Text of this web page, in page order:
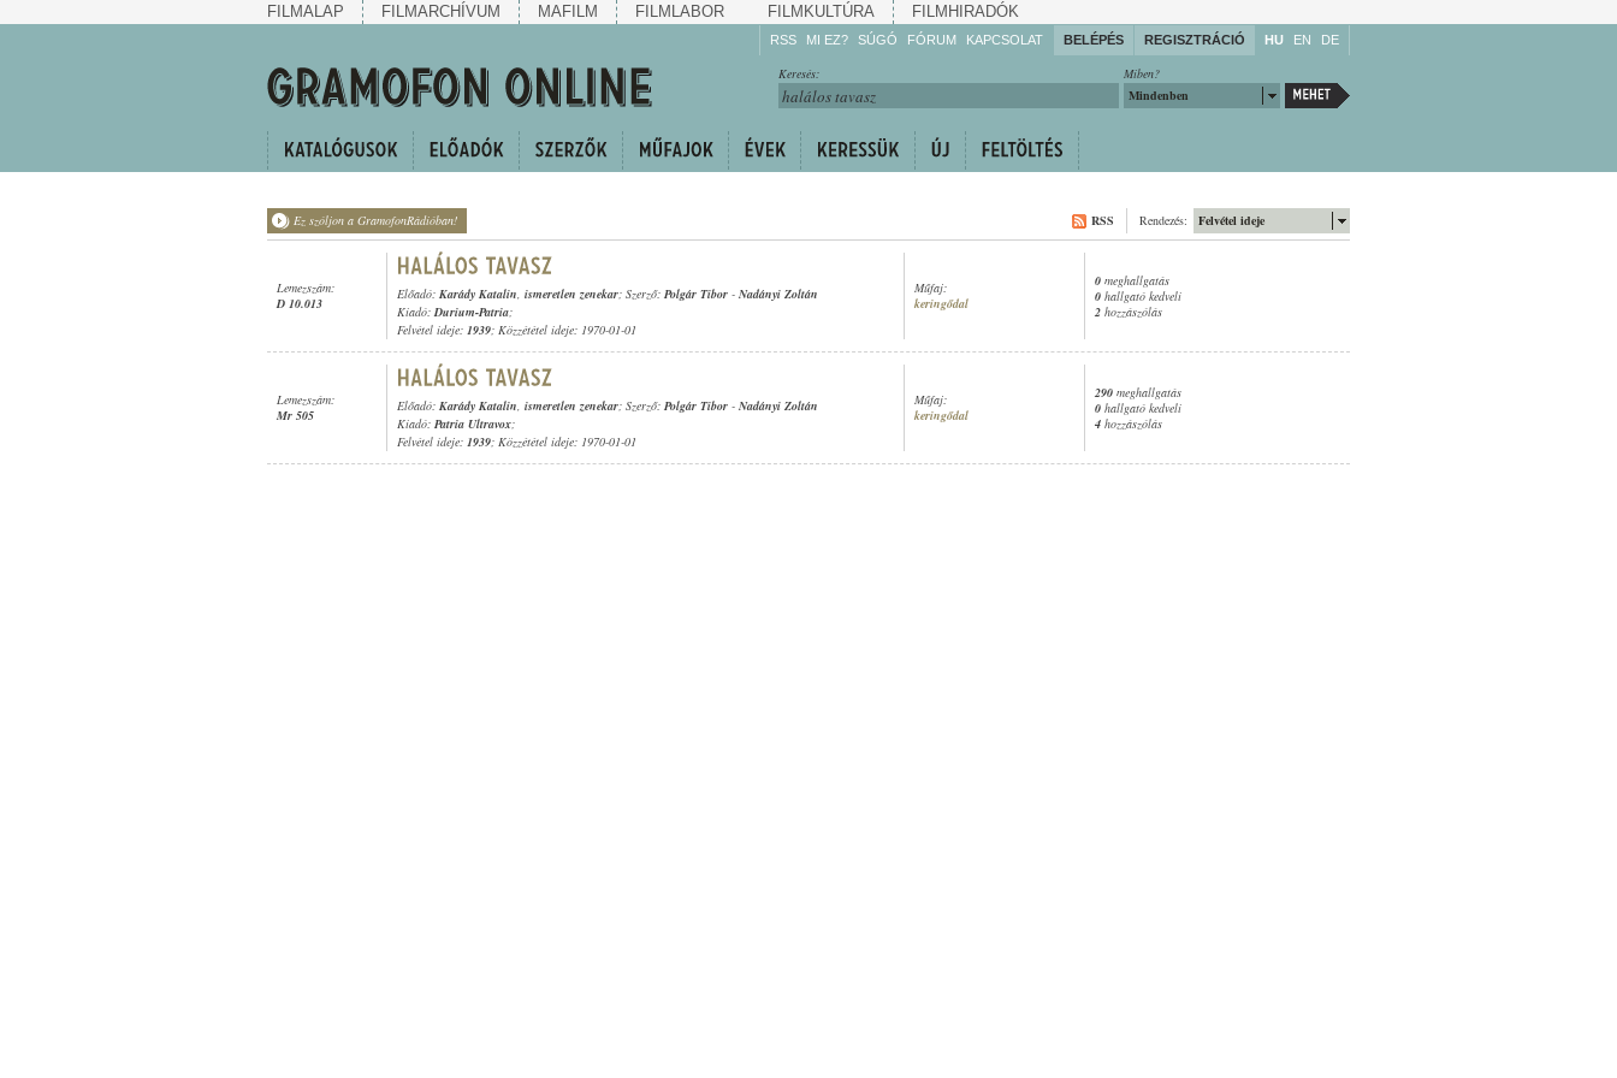
FILMALAP FILMARCHÍVUM MAFILM FILMLABOR FILMKULTÚRA FILMHIRADÓK
RSS MI EZ? SÚGÓ
Gyarapítsa!
Kövesse!
FÓRUM KAPCSOLAT BELÉPÉS REGISZTRÁCIÓ HU EN DE
Miben?
Mindenben
Keresés:
Ez szóljon a GramofonRádióban! Felvétel ideje
Rendezés:
RSS
Lemezszám:
D 10.013
Előadó: Karády Katalin, ismeretlen zenekar; Szerző: Polgár Tibor - Nadányi Zoltán
Kiadó:Durium-Patria;
Felvétel ideje: 1939; Közzététel ideje: 1970-01-01
Műfaj:
keringődal
0 meghallgatás
0 hallgató kedveli
2 hozzászólás
Lemezszám:
Mr 505
Előadó: Karády Katalin, ismeretlen zenekar; Szerző: Polgár Tibor - Nadányi Zoltán
Kiadó: Patria Ultravox;
Felvétel ideje: 1939; Közzététel ideje: 1970-01-01
Műfaj:
keringődal
290 meghallgatás
0 hallgató kedveli
4 hozzászólás